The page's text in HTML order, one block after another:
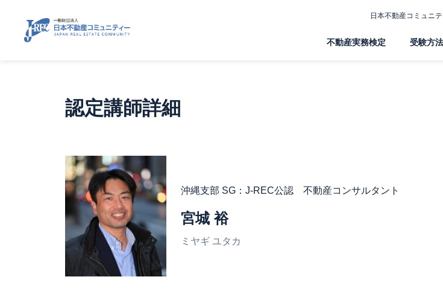
日本不動産コミュニ
不動産実務検定 受験方法
認定講師詳細
沖縄支部 SG：J-REC公認 不動産コンサルタント
宮城 裕
ミヤギ ユタカ